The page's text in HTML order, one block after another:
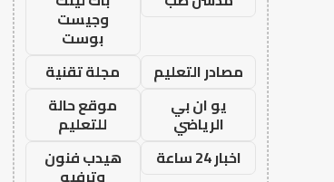
وجيست
بوست
مصادر التعليم
مجلة تقنية
يو ان بي
الرياضي
موقع حالة
للتعليم
اخبار 24 ساعة
هيدب فنون